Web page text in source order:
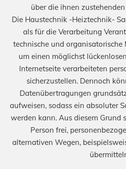
über die ihnen
Die Haustechnik -Heiztechnik-
als für die Verarbeitung
technische und
um einen möglichst
Internetseite verarbeiteten
sicherzustellen. Dennoch
Datenübertragungen
aufweisen, sodass ein absoluter
werden kann. Aus diesem Grund
Person frei,
alternativen Wegen,